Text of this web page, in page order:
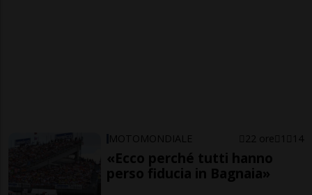
MOTOMONDIALE 22 ore 1 14
«Ecco perché tutti hanno
perso fiducia in Bagnaia»